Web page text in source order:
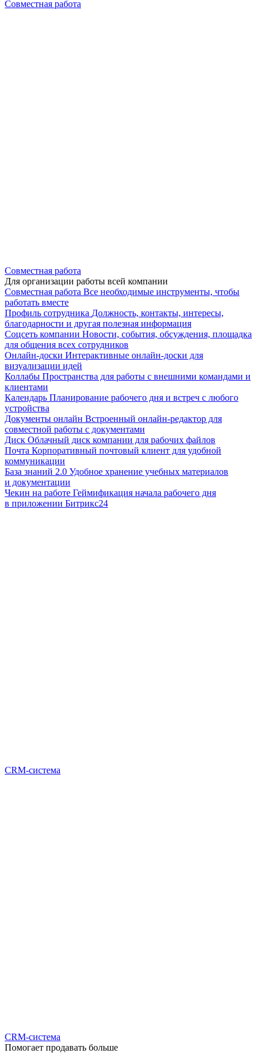
Совместная работа
Совместная работа
Для организации работы всей компании
Совместная работа Все необходимые инструменты, чтобы
работать вместе
Профиль сотрудника Должность, контакты, интересы,
благодарности и другая полезная информация
Соцсеть компании Новости, события, обсуждения, площадка
для общения всех сотрудников
Онлайн-доски Интерактивные онлайн-доски для
визуализации идей
Коллабы Пространства для работы с внешними командами и
клиентами
Календарь Планирование рабочего дня и встреч с любого
устройства
Документы онлайн Встроенный онлайн-редактор для
совместной работы с документами
Диск Облачный диск компании для рабочих файлов
Почта Корпоративный почтовый клиент для удобной
коммуникации
База знаний 2.0 Удобное хранение учебных материалов
и документации
Чекин на работе Геймификация начала рабочего дня
в приложении Битрикс24
CRM-система
CRM-система
Помогает продавать больше